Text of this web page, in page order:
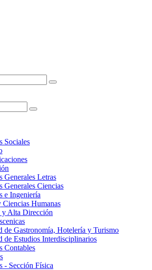
Sociales
Generales Letras
Generales Ciencias
e Ingeniería
Ciencias Humanas
y Alta Dirección
de Gastronomía, Hotelería y Turismo
de Estudios Interdisciplinarios
Contables
- Sección Física